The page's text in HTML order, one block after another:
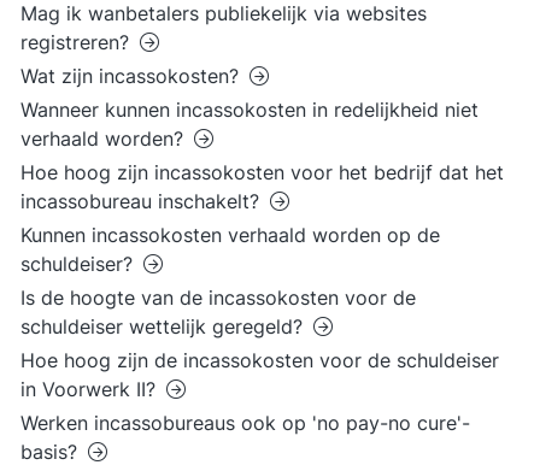
Mag ik wanbetalers publiekelijk via websites
registreren?
Wat zijn incassokosten?
Wanneer kunnen incassokosten in redelijkheid niet
verhaald worden?
Hoe hoog zijn incassokosten voor het bedrijf dat het
incassobureau inschakelt?
Kunnen incassokosten verhaald worden op de
schuldeiser?
Is de hoogte van de incassokosten voor de
schuldeiser wettelijk geregeld?
Hoe hoog zijn de incassokosten voor de schuldeiser
in Voorwerk II?
Werken incassobureaus ook op 'no pay-no cure'-
basis?